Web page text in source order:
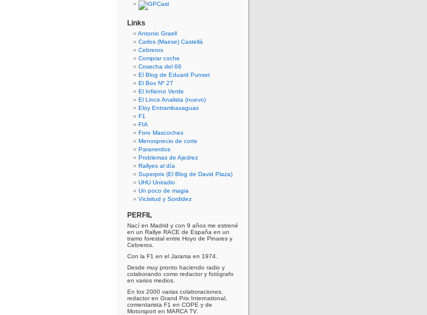
Links
Antonio Graell
Carlos (Maese) Castellá
Cebreros
Comprar coche
Cosecha del 66
El Blog de Eduard Punset
El Box Nº 27
El Infierno Verde
El Lince Analista (nuevo)
Eloy Entrambasaguas
F1
FIA
Foro Mascoches
Menosprecio de corte
Paranerdos
Problemas de Ajedrez
Rallyes al día
Superprix (El Blog de David Plaza)
UHU Uniradio
Un poco de magia
Vicisitud y Sordidez
PERFIL
Nací en Madrid y con 9 años me estrené
en un Rallye RACE de España en un
tramo forestal entre Hoyo de Pinares y
Cebreros.
Con la F1 en el Jarama en 1974.
Desde muy pronto haciendo radio y
colaborando como redactor y fotógrafo
en varios medios.
En los 2000 varias colaboraciones,
redactor en Grand Prix International,
comentarista F1 en COPE y de
Motorsport en MARCA TV.